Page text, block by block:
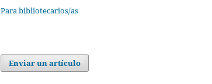
Para bibliotecarios/as
Enviar un artículo